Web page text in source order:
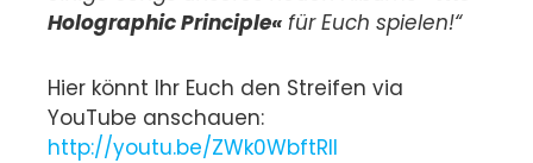
Holographic Principle« für Euch spielen!“
Hier könnt Ihr Euch den Streifen via
YouTube anschauen:
http://youtu.be/ZWk0WbftRII